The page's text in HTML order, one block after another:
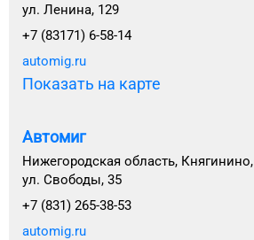
ул. Ленина, 129
+7 (83171) 6-58-14
automig.ru
Показать на карте
Автомиг
Нижегородская область, Княгинино,
ул. Свободы, 35
+7 (831) 265-38-53
automig.ru